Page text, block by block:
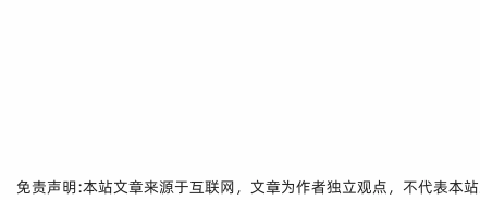
免责声明:本站文章来源于互联网，文章为作者独立观点，不代表本